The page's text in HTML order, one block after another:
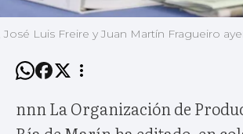
Luis Freire y Juan Martín Fragueiro
nnn La Organización de